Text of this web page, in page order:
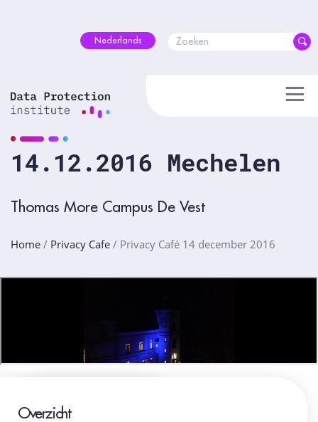
Nederlands
14.12.2016 Mechelen
Thomas More Campus De Vest
Home / Privacy Cafe / Privacy Café 14 december 2016
Overzicht